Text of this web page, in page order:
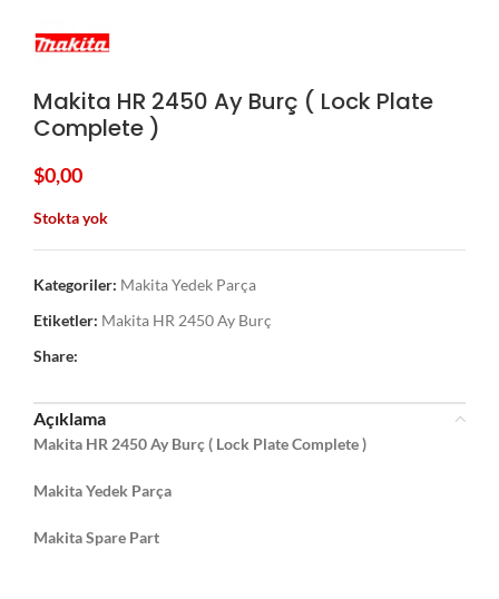
Makita HR 2450 Ay Burç ( Lock Plate
Complete )
$0,00
Stokta yok
Kategoriler: Makita Yedek Parça
Etiketler: Makita HR 2450 Ay Burç
Share:
Açıklama
Makita HR 2450 Ay Burç ( Lock Plate Complete )
Makita Yedek Parça
Makita Spare Part